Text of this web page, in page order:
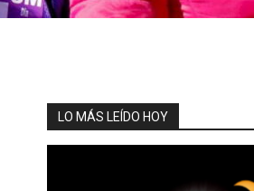
LO MÁS LEÍDO HOY